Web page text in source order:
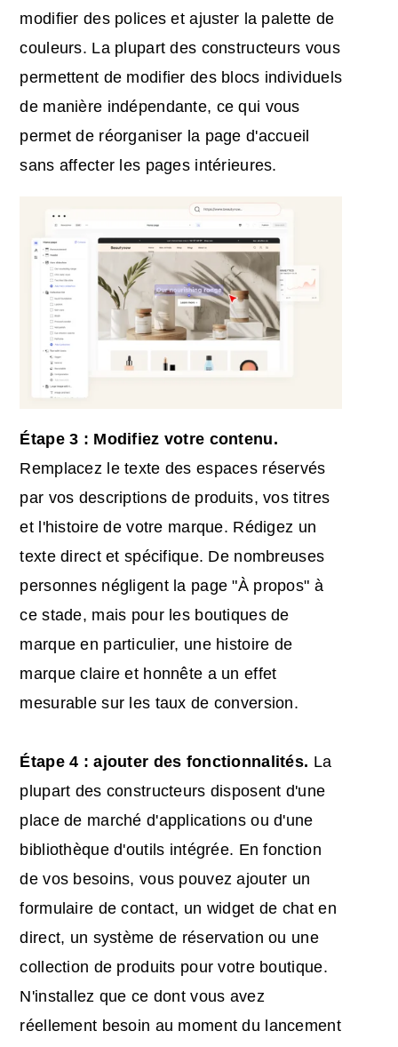
modifier des polices et ajuster la palette de
couleurs. La plupart des constructeurs vous
permettent de modifier des blocs individuels
de manière indépendante, ce qui vous
permet de réorganiser la page d'accueil
sans affecter les pages intérieures.
Étape 3 : Modifiez votre contenu.
Remplacez le texte des espaces réservés
par vos descriptions de produits, vos titres
et l'histoire de votre marque. Rédigez un
texte direct et spécifique. De nombreuses
personnes négligent la page "À propos" à
ce stade, mais pour les boutiques de
marque en particulier, une histoire de
marque claire et honnête a un effet
mesurable sur les taux de conversion.
Étape 4 : ajouter des fonctionnalités. La
plupart des constructeurs disposent d'une
place de marché d'applications ou d'une
bibliothèque d'outils intégrée. En fonction
de vos besoins, vous pouvez ajouter un
formulaire de contact, un widget de chat en
direct, un système de réservation ou une
collection de produits pour votre boutique.
N'installez que ce dont vous avez
réellement besoin au moment du lancement